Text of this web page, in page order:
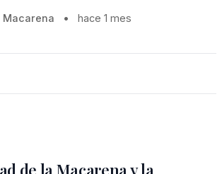
Macarena • hace 1 mes
de la Macarena y la